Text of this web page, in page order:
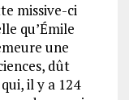
missive-ci
qu’Émile
une
dût
il y a 124